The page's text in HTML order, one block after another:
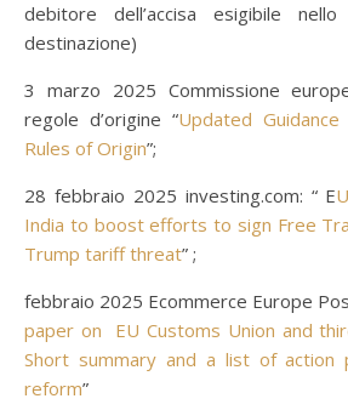
debitore dell’accisa esigibile
destinazione)
3 marzo 2025 Commissione
regole d’origine “Updated
Rules of Origin”;
28 febbraio 2025 investing.com: “ E
India to boost efforts to sign Free
Trump tariff threat” ;
febbraio 2025 Ecommerce Europe
paper on EU Customs Union and
Short summary and a list of
reform”